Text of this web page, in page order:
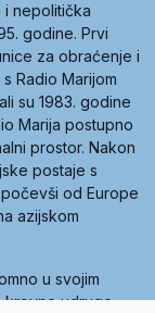
i nepolitička
godine. Prvi
za obraćenje i
Radio Marijom
su 1983. godine
Marija postupno
prostor. Nakon
postaje s
od Europe
azijskom
u svojim
krovne udruge